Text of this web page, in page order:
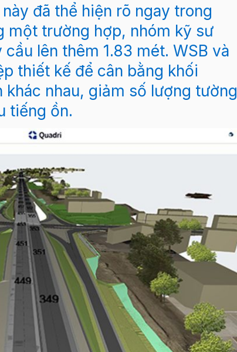
đã thể hiện rõ ngay trong
một trường hợp, nhóm kỹ sư
lên thêm 1.83 mét. WSB và
thiết kế để cân bằng khối
nhau, giảm số lượng tường
tiếng ồn.